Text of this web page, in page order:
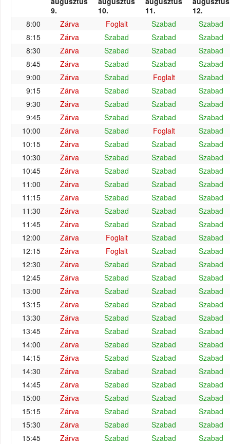
9.
10.
11.
12.
8:00
Zárva Foglalt Szabad
Szabad
8:15
Zárva Szabad Szabad
Szabad
8:30
Zárva Szabad Szabad
Szabad
8:45
Zárva Szabad Szabad
Szabad
9:00
Zárva Szabad Foglalt
Szabad
9:15
Zárva Szabad Szabad
Szabad
9:30
Zárva Szabad Szabad
Szabad
9:45
Zárva Szabad Szabad
Szabad
10:00
Zárva Szabad Foglalt
Szabad
10:15
Zárva Szabad Szabad
Szabad
10:30
Zárva Szabad Szabad
Szabad
10:45
Zárva Szabad Szabad
Szabad
11:00
Zárva Szabad Szabad
Szabad
11:15
Zárva Szabad Szabad
Szabad
11:30
Zárva Szabad Szabad
Szabad
11:45
Zárva Szabad Szabad
Szabad
12:00
Zárva Foglalt Szabad
Szabad
12:15
Zárva Foglalt Szabad
Szabad
12:30
Zárva Szabad Szabad
Szabad
12:45
Zárva Szabad Szabad
Szabad
13:00
Zárva Szabad Szabad
Szabad
13:15
Zárva Szabad Szabad
Szabad
13:30
Zárva Szabad Szabad
Szabad
13:45
Zárva Szabad Szabad
Szabad
14:00
Zárva Szabad Szabad
Szabad
14:15
Zárva Szabad Szabad
Szabad
14:30
Zárva Szabad Szabad
Szabad
14:45
Zárva Szabad Szabad
Szabad
15:00
Zárva Szabad Szabad
Szabad
15:15
Zárva Szabad Szabad
Szabad
15:30
Zárva Szabad Szabad
Szabad
15:45
Zárva Szabad Szabad
Szabad